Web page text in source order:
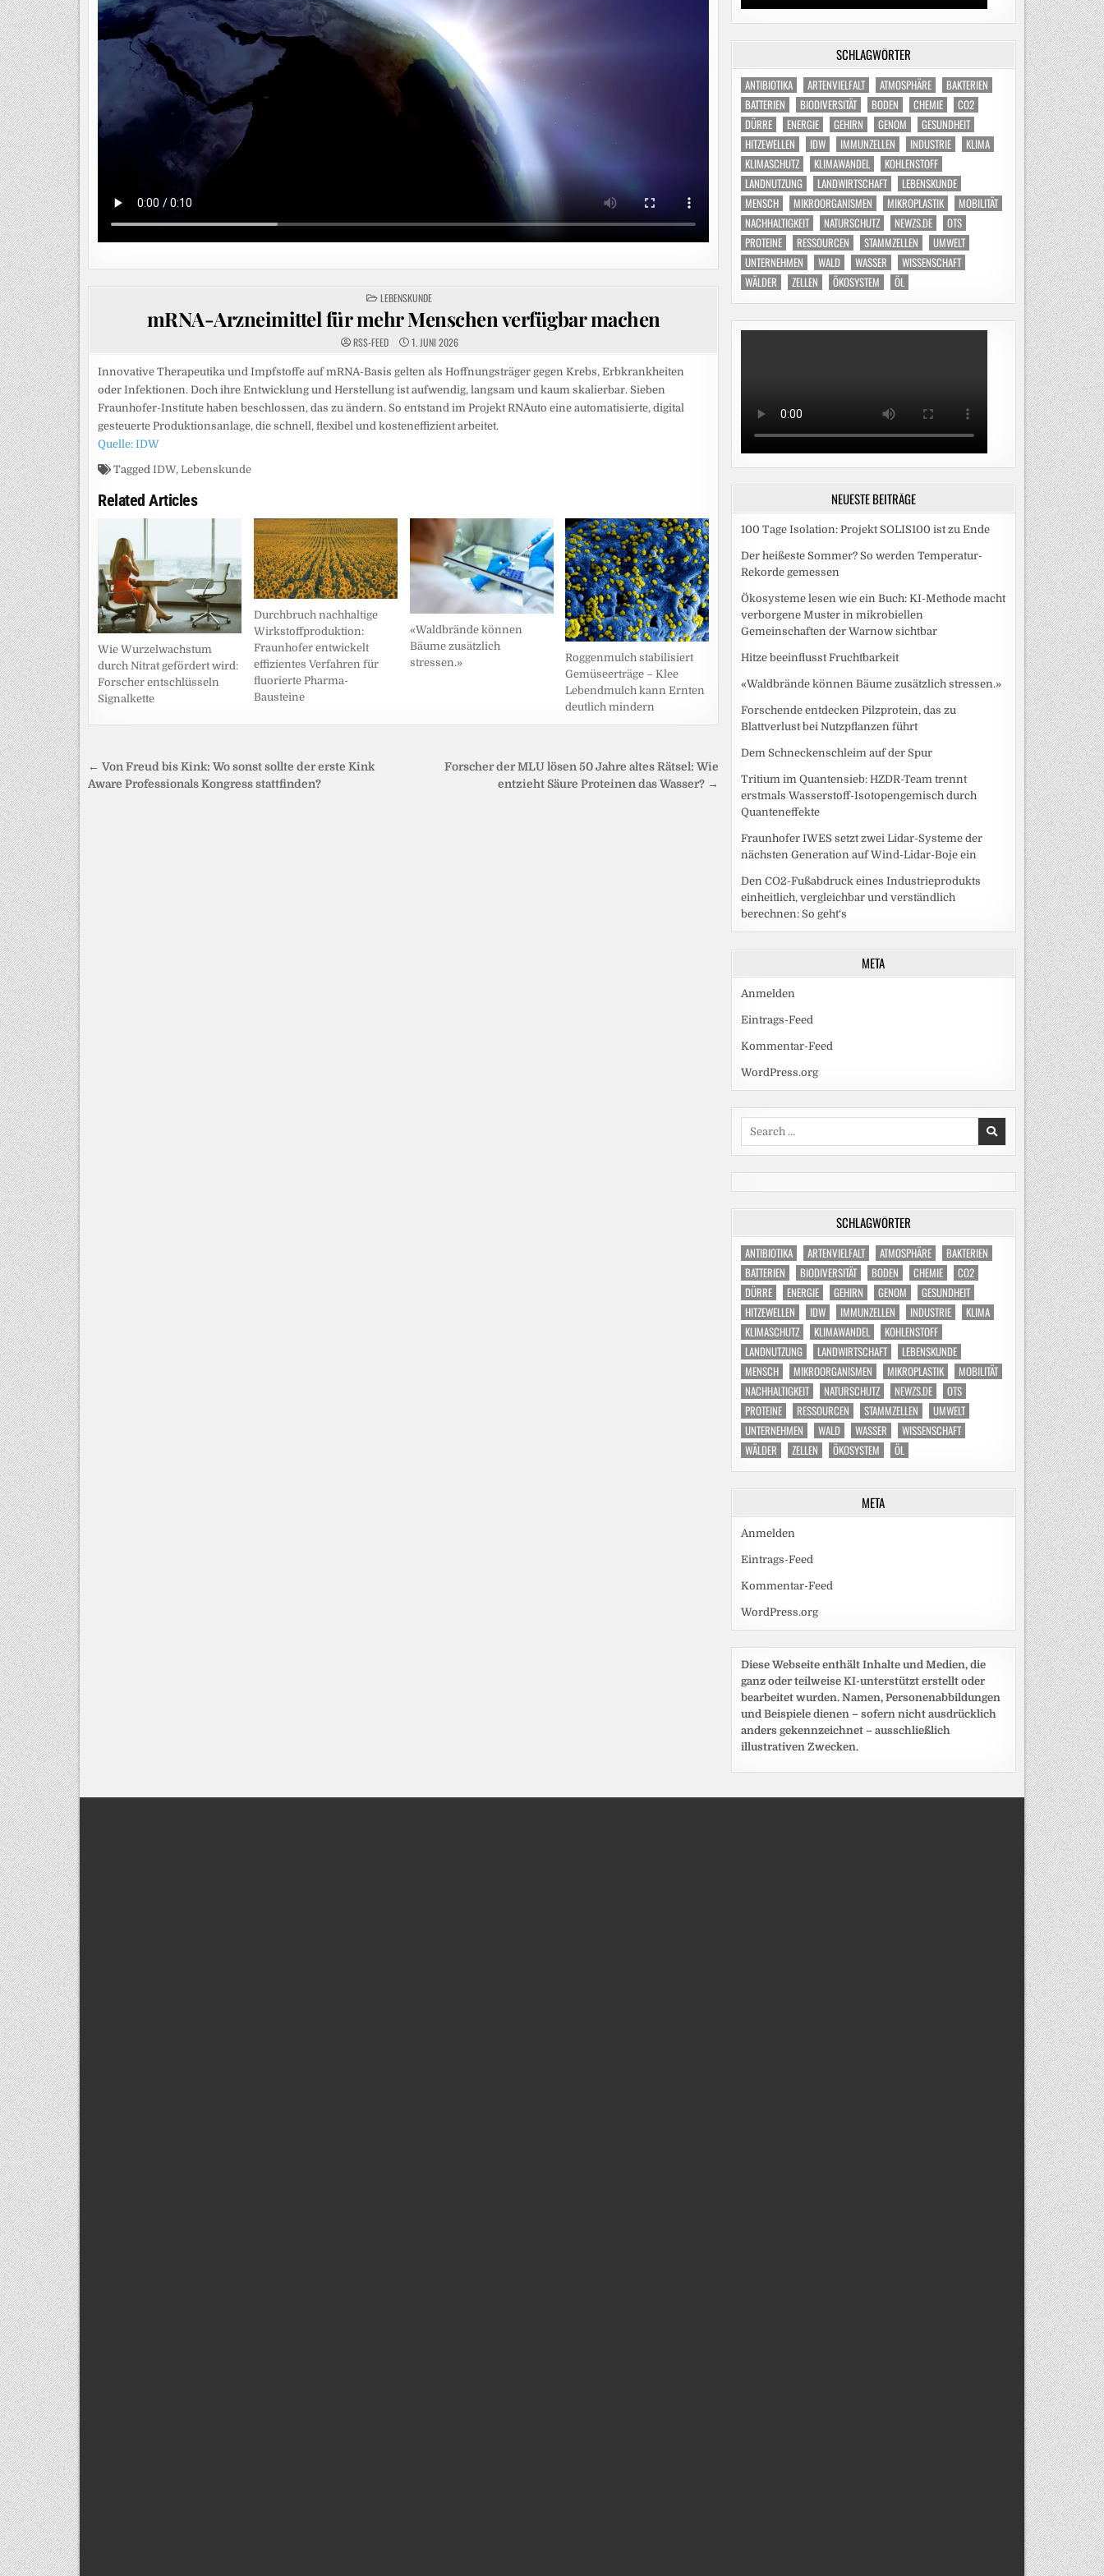
POSTED
IN
LEBENSKUNDE
mRNA-Arzneimittel für mehr Menschen verfügbar machen
RSS-FEED 1. JUNI 2026
Innovative Therapeutika und Impfstoffe auf mRNA-Basis gelten als Hoffnungsträger gegen Krebs, Erbkrankheiten
oder Infektionen. Doch ihre Entwicklung und Herstellung ist aufwendig, langsam und kaum skalierbar. Sieben
Fraunhofer-Institute haben beschlossen, das zu ändern. So entstand im Projekt RNAuto eine automatisierte, digital
gesteuerte Produktionsanlage, die schnell, flexibel und kosteneffizient arbeitet.
Quelle: IDW
Tagged IDW, Lebenskunde
Related Articles
Wie Wurzelwachstum
durch Nitrat gefördert wird:
Forscher entschlüsseln
Signalkette
Durchbruch nachhaltige
Wirkstoffproduktion:
Fraunhofer entwickelt
effizientes Verfahren für
fluorierte Pharma-
Bausteine
«Waldbrände können
Bäume zusätzlich
stressen.»
Roggenmulch stabilisiert
Gemüseerträge – Klee
Lebendmulch kann Ernten
deutlich mindern
Beitragsnavigation
Forscher der MLU lösen 50 Jahre altes Rätsel: Wie
entzieht Säure Proteinen das Wasser? →
← Von Freud bis Kink: Wo sonst sollte der erste Kink
Aware Professionals Kongress stattfinden?
SCHLAGWÖRTER
ANTIBIOTIKA ARTENVIELFALT ATMOSPHÄRE
BAKTERIEN
BATTERIEN
BIODIVERSITÄT BODEN CHEMIE
CO2
DÜRRE
ENERGIE GEHIRN GENOM
GESUNDHEIT
HITZEWELLEN
IDW IMMUNZELLEN INDUSTRIE
KLIMA
KLIMASCHUTZ
KLIMAWANDEL
KOHLENSTOFF
LANDNUTZUNG
LANDWIRTSCHAFT
LEBENSKUNDE
MENSCH
MIKROORGANISMEN MIKROPLASTIK
MOBILITÄT
NACHHALTIGKEIT
NATURSCHUTZ NEWZS.DE
OTS
PROTEINE
RESSOURCEN STAMMZELLEN
UMWELT
UNTERNEHMEN
WALD WASSER
WISSENSCHAFT
WÄLDER
ZELLEN ÖKOSYSTEM ÖL
NEUESTE BEITRÄGE
100 Tage Isolation: Projekt SOLIS100 ist zu Ende
Der heißeste Sommer? So werden Temperatur-
Rekorde gemessen
Ökosysteme lesen wie ein Buch: KI-Methode macht
verborgene Muster in mikrobiellen
Gemeinschaften der Warnow sichtbar
Hitze beeinflusst Fruchtbarkeit
«Waldbrände können Bäume zusätzlich stressen.»
Forschende entdecken Pilzprotein, das zu
Blattverlust bei Nutzpflanzen führt
Dem Schneckenschleim auf der Spur
Tritium im Quantensieb: HZDR-Team trennt
erstmals Wasserstoff-Isotopengemisch durch
Quanteneffekte
Fraunhofer IWES setzt zwei Lidar-Systeme der
nächsten Generation auf Wind-Lidar-Boje ein
Den CO2-Fußabdruck eines Industrieprodukts
einheitlich, vergleichbar und verständlich
berechnen: So geht‘s
META
Anmelden
Eintrags-Feed
Kommentar-Feed
WordPress.org
SCHLAGWÖRTER
ANTIBIOTIKA ARTENVIELFALT ATMOSPHÄRE
BAKTERIEN
BATTERIEN
BIODIVERSITÄT BODEN CHEMIE
CO2
DÜRRE
ENERGIE GEHIRN GENOM
GESUNDHEIT
HITZEWELLEN
IDW IMMUNZELLEN INDUSTRIE
KLIMA
KLIMASCHUTZ
KLIMAWANDEL
KOHLENSTOFF
LANDNUTZUNG
LANDWIRTSCHAFT
LEBENSKUNDE
MENSCH
MIKROORGANISMEN MIKROPLASTIK
MOBILITÄT
NACHHALTIGKEIT
NATURSCHUTZ NEWZS.DE
OTS
PROTEINE
RESSOURCEN STAMMZELLEN
UMWELT
UNTERNEHMEN
WALD WASSER
WISSENSCHAFT
WÄLDER
ZELLEN ÖKOSYSTEM ÖL
META
Anmelden
Eintrags-Feed
Kommentar-Feed
WordPress.org
Diese Webseite enthält Inhalte und Medien, die
ganz oder teilweise KI-unterstützt erstellt oder
bearbeitet wurden. Namen, Personenabbildungen
und Beispiele dienen – sofern nicht ausdrücklich
anders gekennzeichnet – ausschließlich
illustrativen Zwecken.